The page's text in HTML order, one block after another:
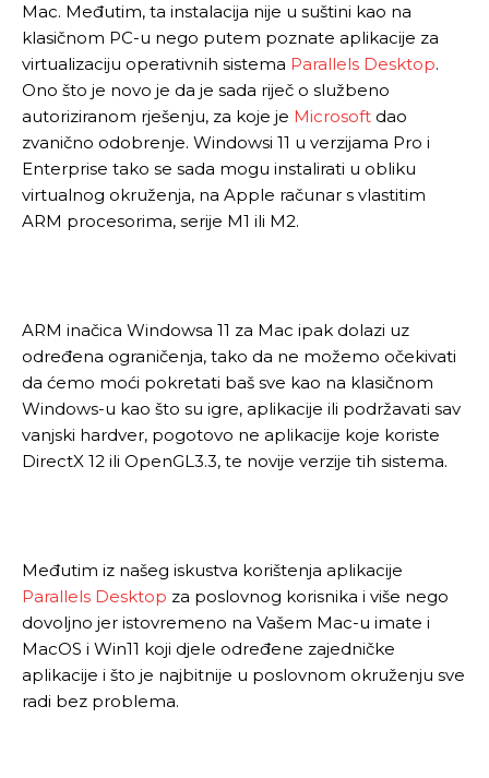
Mac. Međutim, ta instalacija nije u suštini kao na
klasičnom PC-u nego putem poznate aplikacije za
virtualizaciju operativnih sistema Parallels Desktop.
Ono što je novo je da je sada riječ o službeno
autoriziranom rješenju, za koje je Microsoft dao
zvanično odobrenje. Windowsi 11 u verzijama Pro i
Enterprise tako se sada mogu instalirati u obliku
virtualnog okruženja, na Apple računar s vlastitim
ARM procesorima, serije M1 ili M2.
ARM inačica Windowsa 11 za Mac ipak dolazi uz
određena ograničenja, tako da ne možemo očekivati
da ćemo moći pokretati baš sve kao na klasičnom
Windows-u kao što su igre, aplikacije ili podržavati sav
vanjski hardver, pogotovo ne aplikacije koje koriste
DirectX 12 ili OpenGL3.3, te novije verzije tih sistema.
Međutim iz našeg iskustva korištenja aplikacije
Parallels Desktop za poslovnog korisnika i više nego
dovoljno jer istovremeno na Vašem Mac-u imate i
MacOS i Win11 koji djele određene zajedničke
aplikacije i što je najbitnije u poslovnom okruženju sve
radi bez problema.